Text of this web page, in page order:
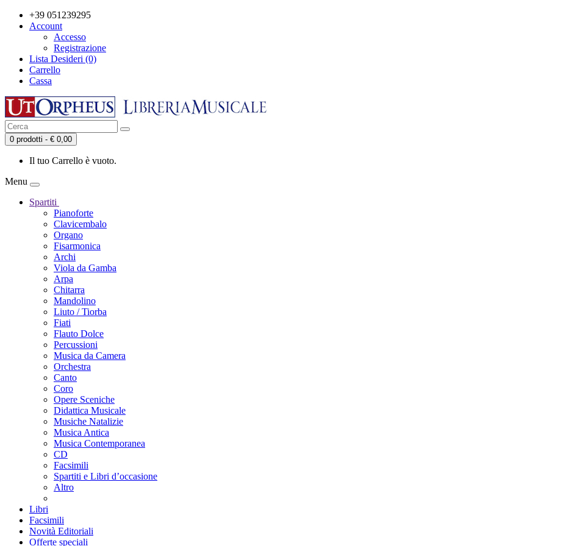
+39 051239295
Account
Accesso
Registrazione
Lista Desideri (0)
Carrello
Cassa
0 prodotti - € 0,00
Il tuo Carrello è vuoto.
Menu
Spartiti
Pianoforte
Clavicembalo
Organo
Fisarmonica
Archi
Viola da Gamba
Arpa
Chitarra
Mandolino
Liuto / Tiorba
Fiati
Flauto Dolce
Percussioni
Musica da Camera
Orchestra
Canto
Coro
Opere Sceniche
Didattica Musicale
Musiche Natalizie
Musica Antica
Musica Contemporanea
CD
Facsimili
Spartiti e Libri d’occasione
Altro
Libri
Facsimili
Novità Editoriali
Offerte speciali